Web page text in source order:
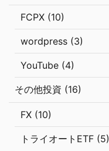
FCPX (10)
wordpress (3)
YouTube (4)
その他投資 (16)
FX (10)
トライオートETF (5)